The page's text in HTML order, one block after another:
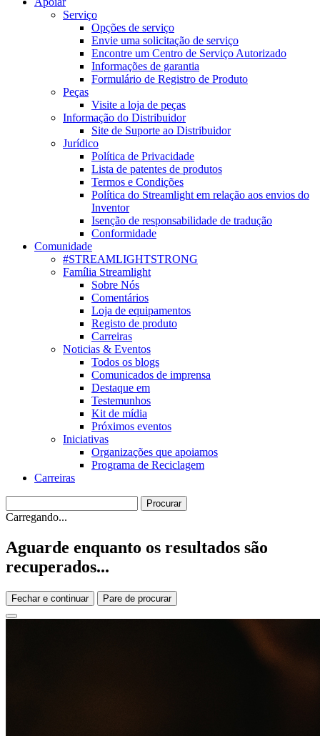
Serviço
Opções de serviço
Envie uma solicitação de serviço
Encontre um Centro de Serviço Autorizado
Informações de garantia
Formulário de Registro de Produto
Peças
Visite a loja de peças
Informação do Distribuidor
Site de Suporte ao Distribuidor
Jurídico
Política de Privacidade
Lista de patentes de produtos
Termos e Condições
Política do Streamlight em relação aos envios do
Inventor
Isenção de responsabilidade de tradução
Conformidade
Comunidade
#STREAMLIGHTSTRONG
Família Streamlight
Sobre Nós
Comentários
Loja de equipamentos
Registo de produto
Carreiras
Noticias & Eventos
Todos os blogs
Comunicados de imprensa
Destaque em
Testemunhos
Kit de mídia
Próximos eventos
Iniciativas
Organizações que apoiamos
Programa de Reciclagem
Carreiras
Carregando...
Aguarde enquanto os resultados são
recuperados...
Fechar e continuar Pare de procurar